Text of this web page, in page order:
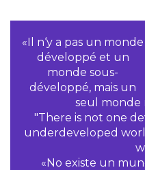
«Il n‘y a pas un monde
développé et un
monde sous-
développé, mais un
seul monde
"There is not one
underdeveloped
«No existe un